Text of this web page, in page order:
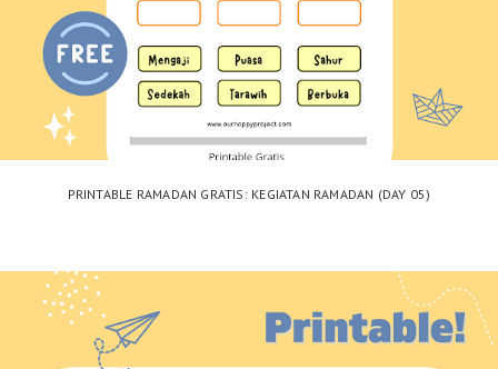
PRINTABLE RAMADAN GRATIS: KEGIATAN RAMADAN (DAY 05)